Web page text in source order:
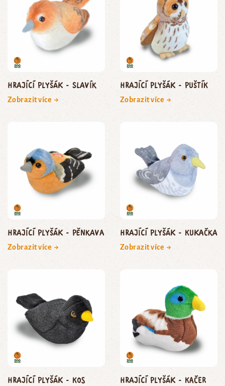
Hrající plyšák - slavík
Zobrazit více →
Hrající plyšák - puštík
Zobrazit více →
Hrající plyšák - pěnkava
Zobrazit více →
Hrající plyšák - kukačka
Zobrazit více →
Hrající plyšák - kos Hrající plyšák - kačer